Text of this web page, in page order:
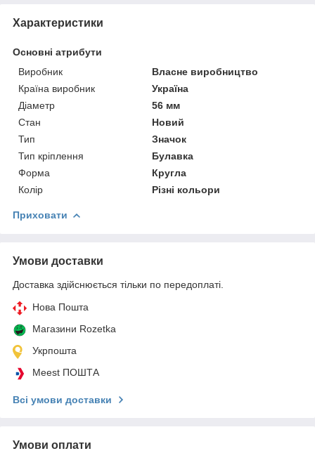
Характеристики
Основні атрибути
Виробник
Власне виробництво
Країна виробник
Україна
Діаметр
56 мм
Стан
Новий
Тип
Значок
Тип кріплення
Булавка
Форма
Кругла
Колір
Різні кольори
Приховати
Умови доставки
Доставка здійснюється тільки по передоплаті.
Нова Пошта
Магазини Rozetka
Укрпошта
Meest ПОШТА
Всі умови доставки
Умови оплати